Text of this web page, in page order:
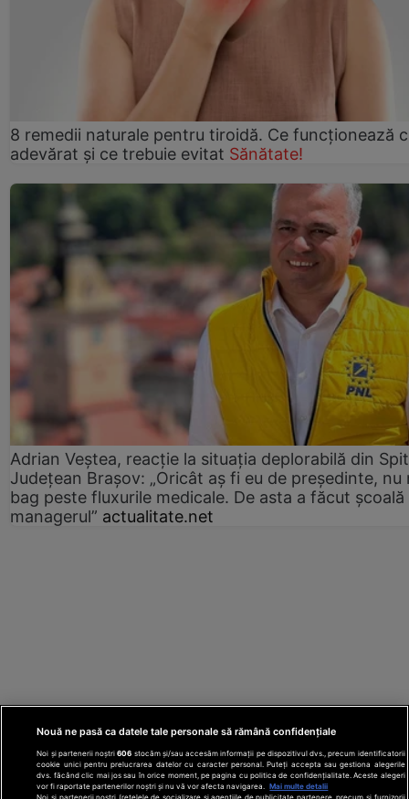
8 remedii naturale pentru tiroidă. Ce funcționează
adevărat și ce trebuie evitat Sănătate!
Adrian Veștea, reacție la situația deplorabilă din
Județean Brașov: „Oricât aș fi eu de președinte, nu
bag peste fluxurile medicale. De asta a făcut școală
managerul” actualitate.net
Nouă ne pasă ca datele tale personale să rămână confidențiale
Noi și partenerii noștri606 stocăm și/sau accesăm informații pe dispozitivul dvs., precum identificatorii
cookie unici pentru prelucrarea datelor cu caracter personal. Puteți accepta sau gestiona alegerile
dvs. făcând clic mai jos sau în orice moment, pe pagina cu politica de confidențialitate. Aceste alegeri
vor fi raportate partenerilor noștri și nu vă vor afecta navigarea.
Mai multe detalii
Noi si partenerii nostri (retelele de socializare si agentiile de publicitate partenere, precum si furnizorii